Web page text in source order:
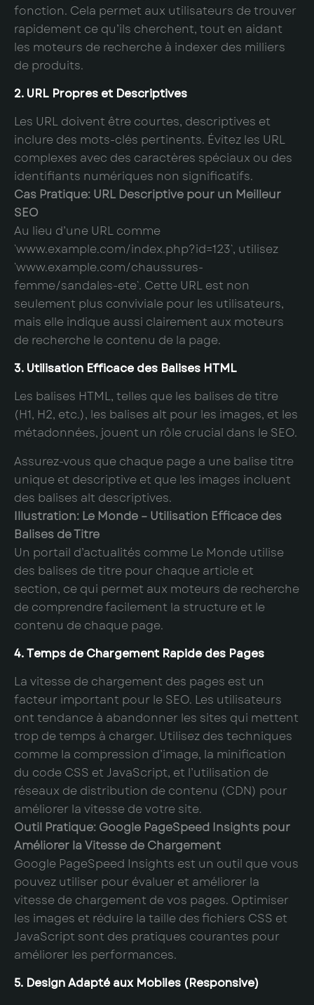
fonction. Cela permet aux utilisateurs de trouver
rapidement ce qu’ils cherchent, tout en aidant
les moteurs de recherche à indexer des milliers
de produits.
2. URL Propres et Descriptives
Les URL doivent être courtes, descriptives et
inclure des mots-clés pertinents. Évitez les URL
complexes avec des caractères spéciaux ou des
identifiants numériques non significatifs.
Cas Pratique: URL Descriptive pour un Meilleur
SEO
Au lieu d’une URL comme
`www.example.com/index.php?id=123`, utilisez
`www.example.com/chaussures-
femme/sandales-ete`. Cette URL est non
seulement plus conviviale pour les utilisateurs,
mais elle indique aussi clairement aux moteurs
de recherche le contenu de la page.
3. Utilisation Efficace des Balises HTML
Les balises HTML, telles que les balises de titre
(H1, H2, etc.), les balises alt pour les images, et les
métadonnées, jouent un rôle crucial dans le SEO.
Assurez-vous que chaque page a une balise titre
unique et descriptive et que les images incluent
des balises alt descriptives.
Illustration: Le Monde – Utilisation Efficace des
Balises de Titre
Un portail d’actualités comme Le Monde utilise
des balises de titre pour chaque article et
section, ce qui permet aux moteurs de recherche
de comprendre facilement la structure et le
contenu de chaque page.
4. Temps de Chargement Rapide des Pages
La vitesse de chargement des pages est un
facteur important pour le SEO. Les utilisateurs
ont tendance à abandonner les sites qui mettent
trop de temps à charger. Utilisez des techniques
comme la compression d’image, la minification
du code CSS et JavaScript, et l’utilisation de
réseaux de distribution de contenu (CDN) pour
améliorer la vitesse de votre site.
Outil Pratique: Google PageSpeed Insights pour
Améliorer la Vitesse de Chargement
Google PageSpeed Insights est un outil que vous
pouvez utiliser pour évaluer et améliorer la
vitesse de chargement de vos pages. Optimiser
les images et réduire la taille des fichiers CSS et
JavaScript sont des pratiques courantes pour
améliorer les performances.
5. Design Adapté aux Mobiles (Responsive)